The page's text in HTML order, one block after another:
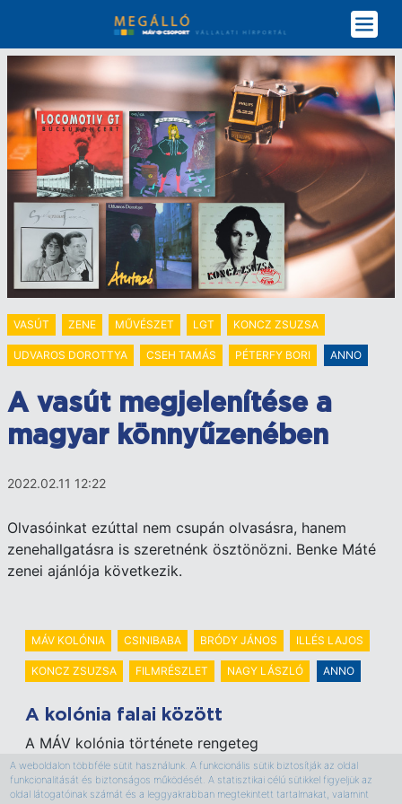
tartalomra
VASÚT ZENE MŰVÉSZET LGT KONCZ ZSUZSA
UDVAROS DOROTTYA CSEH TAMÁS PÉTERFY BORI ANNO
A vasút megjelenítése a
magyar könnyűzenében
2022.02.11 12:22
Olvasóinkat ezúttal nem csupán olvasásra, hanem
zenehallgatásra is szeretnénk ösztönözni. Benke Máté
zenei ajánlója következik.
MÁV KOLÓNIA CSINIBABA BRÓDY JÁNOS ILLÉS LAJOS
KONCZ ZSUZSA FILMRÉSZLET NAGY LÁSZLÓ ANNO
A kolónia falai között
A MÁV kolónia története rengeteg
különlegességgel kecsegtet, mostani cikkünkben
az épületeggyüteshez kapcsolódó néhány
A weboldalon többféle sütit használunk. A funkcionális sütik biztosítják az oldal
funkcionalitását és biztonságos működését. A statisztikai célú sütikkel figyeljük az
oldal látogatóinak számát és a leggyakrabban megtekintett tartalmakat, valamint